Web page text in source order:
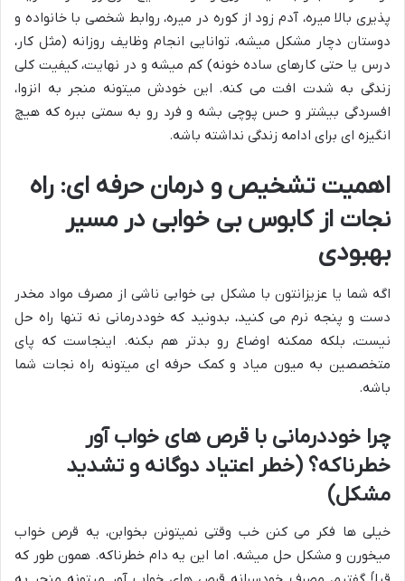
پذیری بالا میره، آدم زود از کوره در میره، روابط شخصی با خانواده و
دوستان دچار مشکل میشه، توانایی انجام وظایف روزانه (مثل کار،
درس یا حتی کارهای ساده خونه) کم میشه و در نهایت، کیفیت کلی
زندگی به شدت افت می کنه. این خودش میتونه منجر به انزوا،
افسردگی بیشتر و حس پوچی بشه و فرد رو به سمتی ببره که هیچ
انگیزه ای برای ادامه زندگی نداشته باشه.
اهمیت تشخیص و درمان حرفه ای: راه
نجات از کابوس بی خوابی در مسیر
بهبودی
اگه شما یا عزیزانتون با مشکل بی خوابی ناشی از مصرف مواد مخدر
دست و پنجه نرم می کنید، بدونید که خوددرمانی نه تنها راه حل
نیست، بلکه ممکنه اوضاع رو بدتر هم بکنه. اینجاست که پای
متخصصین به میون میاد و کمک حرفه ای میتونه راه نجات شما
باشه.
چرا خوددرمانی با قرص های خواب آور
خطرناکه؟ (خطر اعتیاد دوگانه و تشدید
مشکل)
خیلی ها فکر می کنن خب وقتی نمیتونن بخوابن، یه قرص خواب
میخورن و مشکل حل میشه. اما این یه دام خطرناکه. همون طور که